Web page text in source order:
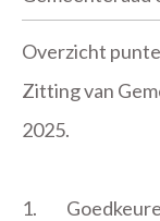
Overzicht
Zitting van
2025.
1.